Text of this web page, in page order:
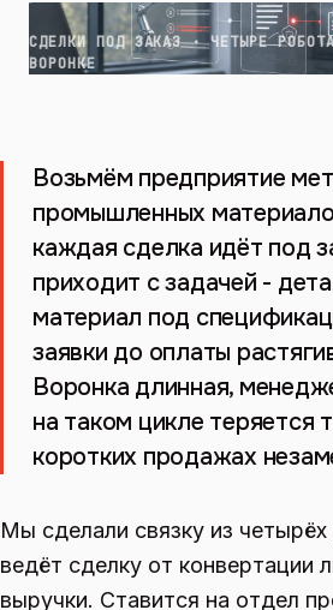
СДЕЛКИ ПОД ЗАКАЗ · ЧЕТЫРЕ
ВОРОНКЕ
Возьмём предприятие
промышленных
каждая сделка идёт под
приходит с задачей -
материал под
заявки до оплаты
Воронка длинная,
на таком цикле теряется
коротких продажах
Мы сделали связку из
ведёт сделку от конвертации
выручки. Ставится на отдел